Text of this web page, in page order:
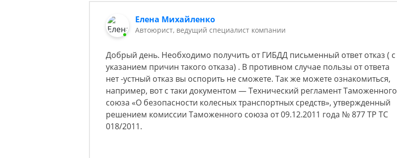
Елена Михайленко
Автоюрист, ведущий специалист компании
Добрый день. Необходимо получить от ГИБДД письменный ответ отказ ( с
указанием причин такого отказа) . В противном случае пользы от ответа
нет -устный отказ вы оспорить не сможете. Так же можете ознакомиться,
например, вот с таки документом — Технический регламент Таможенного
союза «О безопасности колесных транспортных средств», утвержденный
решением комиссии Таможенного союза от 09.12.2011 года № 877 ТР ТС
018/2011.